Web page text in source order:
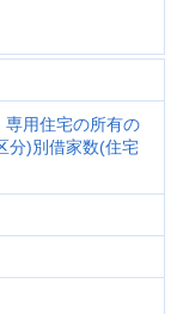
用住宅の所有の
分)別借家数(住宅